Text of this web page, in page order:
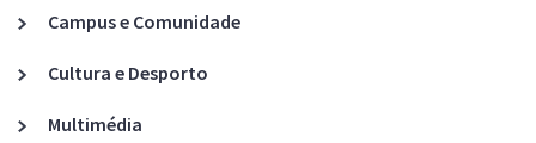
Campus e Comunidade
Cultura e Desporto
Multimédia